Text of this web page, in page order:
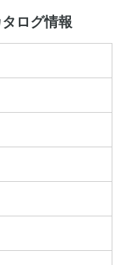
ログ情報